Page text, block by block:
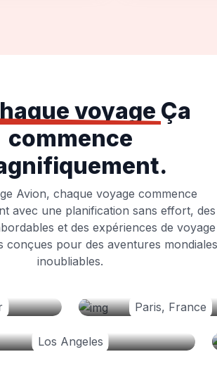
voyage Ça
commence
Avion, chaque voyage commence
avec une planification sans effort, des
et des expériences de voyage
conçues pour des aventures mondiales
inoubliables.
Paris, France
Los Angeles